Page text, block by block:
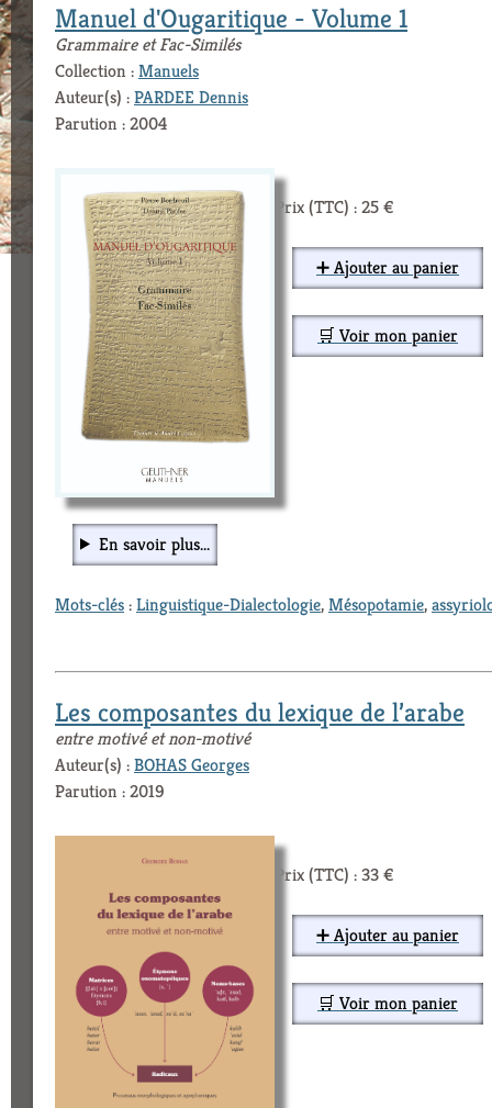
Manuel d'Ougaritique - Volume 1
Grammaire et Fac-Similés
Collection :Manuels
Auteur(s) :PARDEE Dennis
Parution : 2004
Prix (TTC) : 25 €
➕ Ajouter au panier
🛒 Voir mon panier
En savoir plus...
Mots-clés:Linguistique-Dialectologie,Mésopotamie,
Les composantes du lexique de l’arabe
entre motivé et non-motivé
Auteur(s) :BOHAS Georges
Parution : 2019
Prix (TTC) : 33 €
➕ Ajouter au panier
🛒 Voir mon panier